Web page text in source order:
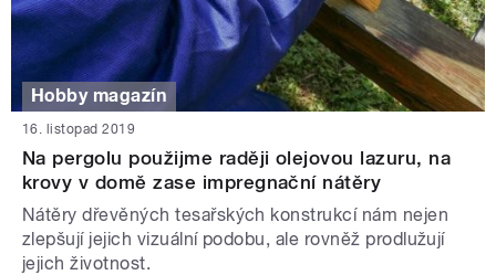
Hobby magazín
16. listopad 2019
Na pergolu použijme raději olejovou lazuru, na
krovy v domě zase impregnační nátěry
Nátěry dřevěných tesařských konstrukcí nám nejen
zlepšují jejich vizuální podobu, ale rovněž prodlužují
jejich životnost.